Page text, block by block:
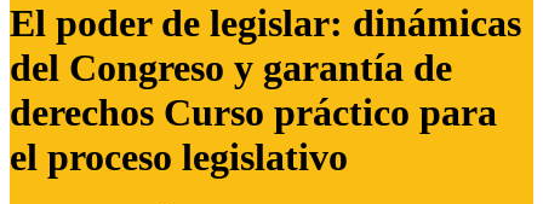
El poder de legislar: dinámicas
del Congreso y garantía de
derechos Curso práctico para
el proceso legislativo